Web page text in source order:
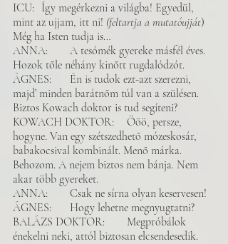
ICU: 	Így megérkezni a világba! Egyedül,
mint az ujjam, itt ni! (feltartja a mutatóujját)
Még ha Isten tudja is…
ANNA: 	A tesómék gyereke másfél éves.
Hozok tőle néhány kinőtt rugdalódzót.
ÁGNES: 	Én is tudok ezt-azt szerezni,
majd’ minden barátnőm túl van a szülésen.
Biztos Kowach doktor is tud segíteni?
KOWACH DOKTOR: 	Ööö, persze,
hogyne. Van egy szétszedhető mózeskosár,
babakocsival kombinált. Menő márka.
Behozom. A nejem biztos nem bánja. Nem
akar több gyereket.
ANNA: 	Csak ne sírna olyan keservesen!
ÁGNES: 	Hogy lehetne megnyugtatni?
BALÁZS DOKTOR: 	Megpróbálok
énekelni neki, attól biztosan elcsendesedik.